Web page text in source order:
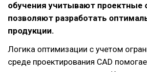
обучения учитывают проектные
позволяют разработать
продукции.
Логика оптимизации с учетом
среде проектирования CAD